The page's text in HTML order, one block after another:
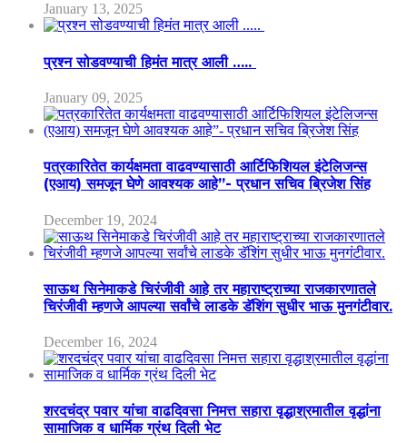
January 13, 2025
प्रश्न सोडवण्याची हिमंत मात्र आली …..
January 09, 2025
पत्रकारितेत कार्यक्षमता वाढवण्यासाठी आर्टिफिशियल इंटेलिजन्स
(एआय) समजून घेणे आवश्यक आहे”- प्रधान सचिव ब्रिजेश सिंह
December 19, 2024
साऊथ सिनेमाकडे चिरंजीवी आहे तर महाराष्ट्राच्या राजकारणातले
चिरंजीवी म्हणजे आपल्या सर्वांचे लाडके डॅशिंग सुधीर भाऊ मुनगंटीवार.
December 16, 2024
शरदचंद्र पवार यांचा वाढदिवसा निमत्त सहारा वृद्धाश्रमातील वृद्धांना
सामाजिक व धार्मिक ग्रंथ दिली भेट